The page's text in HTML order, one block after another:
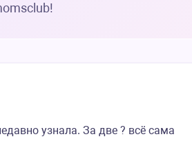
узнала. За две ? всё сама